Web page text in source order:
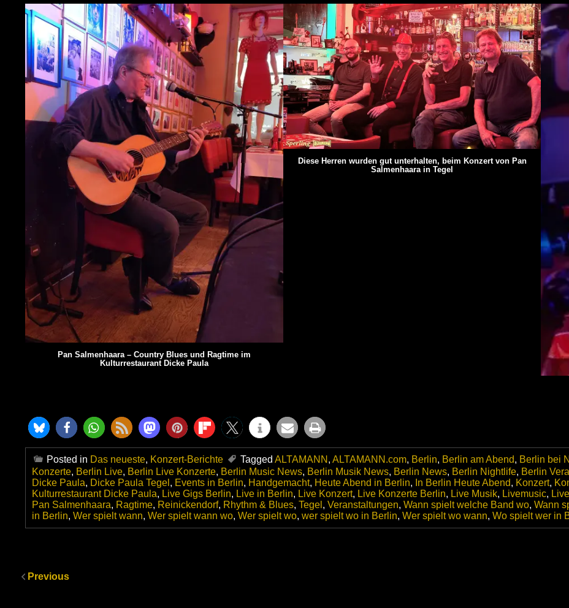
Pan Salmenhaara – Country Blues und Ragtime im
Kulturrestaurant Dicke Paula
Diese Herren wurden gut unterhalten, beim Konzert von Pan
Salmenhaara in Tegel
Posted in Das neueste, Konzert-Berichte Tagged ALTAMANN , ALTAMANN.com, Berlin, Berlin am Abend, Berlin bei
Konzerte, Berlin Live, Berlin Live Konzerte, Berlin Music News, Berlin Musik News, Berlin News, Berlin Nightlife, Berlin
Dicke Paula, Dicke Paula Tegel , Events in Berlin, Handgemacht, Heute Abend in Berlin, In Berlin Heute Abend, Konzert,
Kulturrestaurant Dicke Paula, Live Gigs Berlin, Live in Berlin, Live Konzert, Live Konzerte Berlin, Live Musik, Livemusic,
Pan Salmenhaara, Ragtime, Reinickendorf, Rhythm & Blues, Tegel , Veranstaltungen, Wann spielt welche Band wo, Wann
in Berlin, Wer spielt wann, Wer spielt wann wo, Wer spielt wo, wer spielt wo in Berlin, Wer spielt wo wann, Wo spielt wer in
Previous